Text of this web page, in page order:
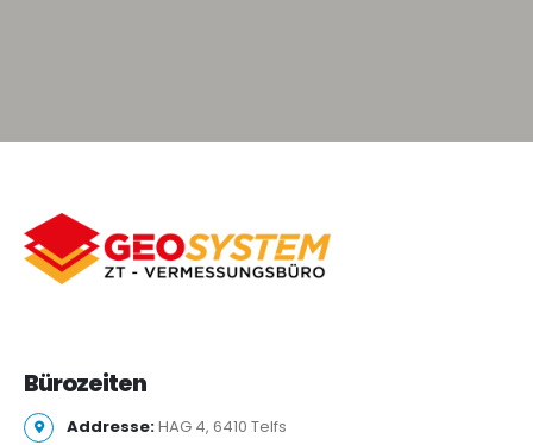
Bürozeiten
Addresse:HAG 4, 6410 Telfs